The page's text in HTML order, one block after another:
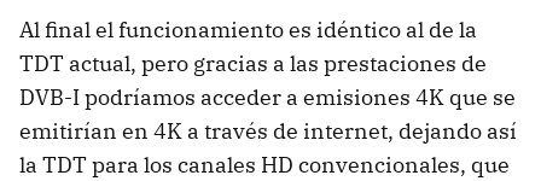
Al final el funcionamiento es idéntico al de la
TDT actual, pero gracias a las prestaciones de
DVB-I podríamos acceder a emisiones 4K que se
emitirían en 4K a través de internet, dejando así
la TDT para los canales HD convencionales, que